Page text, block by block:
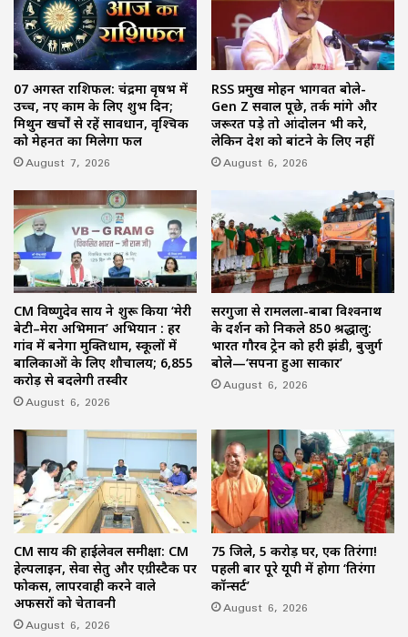
07 अगस्त राशिफल: चंद्रमा वृषभ में
उच्च, नए काम के लिए शुभ दिन;
मिथुन खर्चों से रहें सावधान, वृश्चिक
को मेहनत का मिलेगा फल
August 7, 2026
RSS प्रमुख मोहन भागवत बोले-
Gen Z सवाल पूछे, तर्क मांगे और
जरूरत पड़े तो आंदोलन भी करे,
लेकिन देश को बांटने के लिए नहीं
August 6, 2026
CM विष्णुदेव साय ने शुरू किया ‘मेरी
बेटी–मेरा अभिमान’ अभियान : हर
गांव में बनेगा मुक्तिधाम, स्कूलों में
बालिकाओं के लिए शौचालय; 6,855
करोड़ से बदलेगी तस्वीर
August 6, 2026
सरगुजा से रामलला-बाबा विश्वनाथ
के दर्शन को निकले 850 श्रद्धालु:
भारत गौरव ट्रेन को हरी झंडी, बुजुर्ग
बोले—‘सपना हुआ साकार’
August 6, 2026
CM साय की हाईलेवल समीक्षा: CM
हेल्पलाइन, सेवा सेतु और एग्रीस्टैक पर
फोकस, लापरवाही करने वाले
अफसरों को चेतावनी
August 6, 2026
75 जिले, 5 करोड़ घर, एक तिरंगा!
पहली बार पूरे यूपी में होगा ‘तिरंगा
कॉन्सर्ट’
August 6, 2026